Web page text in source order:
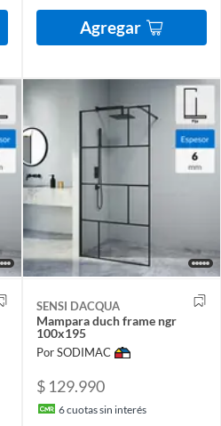
Agregar
SENSI DACQUA
Mampara duch frame ngr
100x195
Por SODIMAC
$ 129.990
6cuotas sin interés